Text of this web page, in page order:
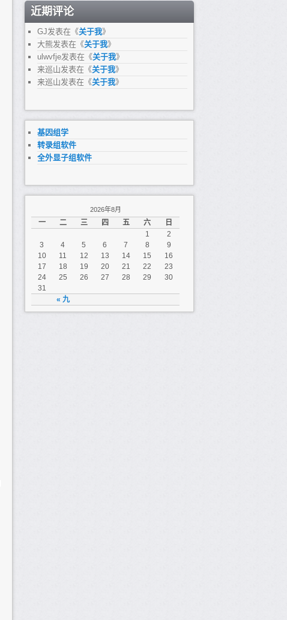
近期评论
GJ发表在《关于我》
大熊发表在《关于我》
ulwvfje发表在《关于我》
来巡山发表在《关于我》
来巡山发表在《关于我》
基因组学
转录组软件
全外显子组软件
2026年8月
一 二 三 四 五 六 日
« 九
1
2
3
4 5 6 7 8
9
10
11 12 13 14 15
16
17
18 19 20 21 22
23
24
25 26 27 28 29
30
31